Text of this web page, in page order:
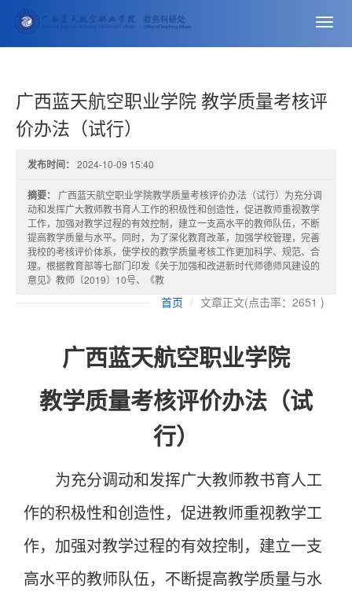
切
广西蓝天航空职业学院 教学质量考核评
价办法（试行）
发布时间： 2024-10-09 15:40
摘要：
广西蓝天航空职业学院教学质量考核评价办法（试行）为充分调
动和发挥广大教师教书育人工作的积极性和创造性，促进教师重视教学
工作，加强对教学过程的有效控制，建立一支高水平的教师队伍，不断
提高教学质量与水平。同时，为了深化教育改革，加强学校管理，完善
我校的考核评价体系，使学校的教学质量考核工作更加科学、规范、合
理。根据教育部等七部门印发《关于加强和改进新时代师德师风建设的
意见》教师〔2019〕10号、《教
首页 文章正文(点击率：2651 )
广西蓝天航空职业学院
教学质量考核评价办法（试
行）
为充分调动和发挥广大教师教书育人工
作的积极性和创造性，促进教师重视教学工
作，加强对教学过程的有效控制，建立一支
高水平的教师队伍，不断提高教学质量与水